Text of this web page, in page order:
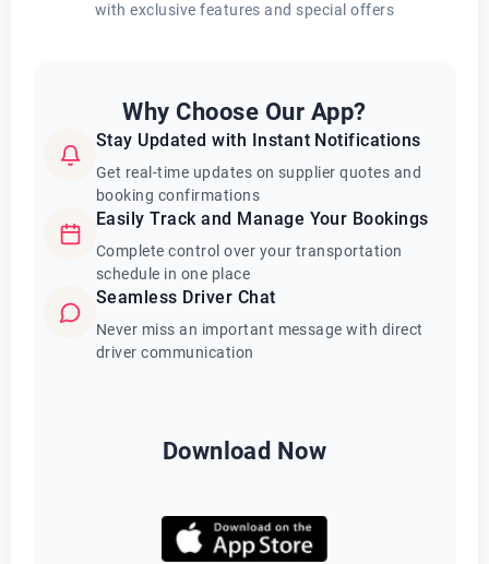
with exclusive features and special offers
Why Choose Our App?
Stay Updated with Instant Notifications
Get real-time updates on supplier quotes and
booking confirmations
Easily Track and Manage Your Bookings
Complete control over your transportation
schedule in one place
Seamless Driver Chat
Never miss an important message with direct
driver communication
Download Now